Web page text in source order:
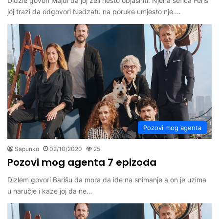
joj trazi da odgovori Nedzatu na poruke umjesto nje.…
Pozovi mog agenta
Sapunko 02/10/2020 25
Pozovi mog agenta 7 epizoda
Dizlem govori Barišu da mora da ide na snimanje a on je uzima
u naručje i kaze joj da ne…